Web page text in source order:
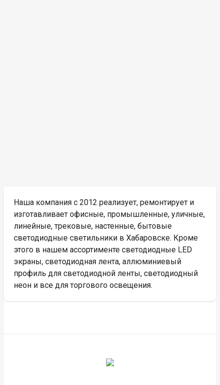
Наша компания с 2012 реализует, ремонтирует и
изготавливает офисные, промышленные, уличные,
линейные, трековые, настенные, бытовые
светодиодные светильники в Хабаровске. Кроме
этого в нашем ассортименте светодиодные LED
экраны, светодиодная лента, аллюминиевый
профиль для светодиодной ленты, светодиодный
неон и все для торгового освещения.